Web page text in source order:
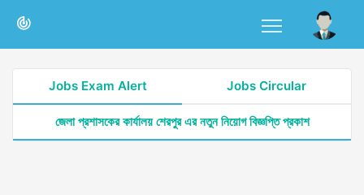
Jobs Exam Alert Jobs Circular
জেলা প্রশাসকের কার্যালয় শেরপুর এর নতুন নিয়োগ বিজ্ঞপ্তি প্রকাশ